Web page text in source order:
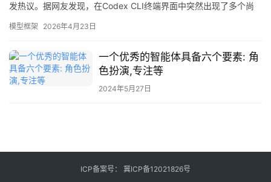
教
程
模
型
发热议。据网友发现，在Codex CLI终端界面中突然出现了多个尚
智能体编程模型”。 核心看点 OpenAI Codex CLI意外泄露GPT-5.5
模型框架 2026年4月23日
一个优秀的智能体具备六个要素: 角
色扮演,专注等
2024年5月27日
ICP备案号： 冀ICP备12021826号